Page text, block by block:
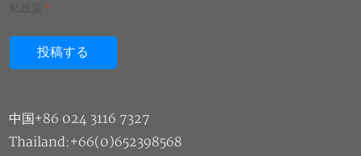
*
中国+86 024 3116 7327
Thailand:+66(0)652398568